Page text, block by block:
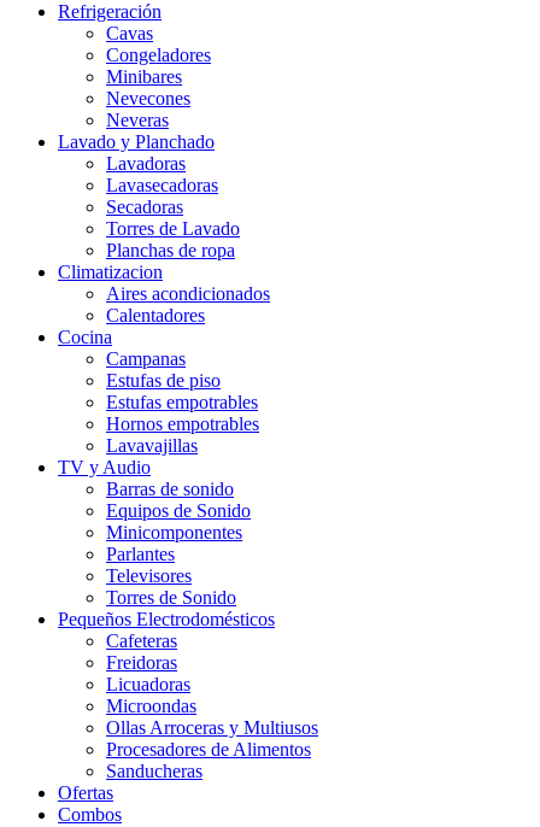
Refrigeración
Cavas
Congeladores
Minibares
Nevecones
Neveras
Lavado y Planchado
Lavadoras
Lavasecadoras
Secadoras
Torres de Lavado
Planchas de ropa
Climatizacion
Aires acondicionados
Calentadores
Cocina
Campanas
Estufas de piso
Estufas empotrables
Hornos empotrables
Lavavajillas
TV y Audio
Barras de sonido
Equipos de Sonido
Minicomponentes
Parlantes
Televisores
Torres de Sonido
Pequeños Electrodomésticos
Cafeteras
Freidoras
Licuadoras
Microondas
Ollas Arroceras y Multiusos
Procesadores de Alimentos
Sanducheras
Ofertas
Combos